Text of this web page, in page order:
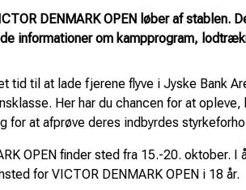
DENMARK OPEN løber af stablen.
informationer om kampprogram,
tid til at lade fjerene flyve i Jyske Bank
Her har du chancen for at
for at afprøve deres indbyrdes
OPEN finder sted fra 15.-20.
for VICTOR DENMARK OPEN i 18 år.